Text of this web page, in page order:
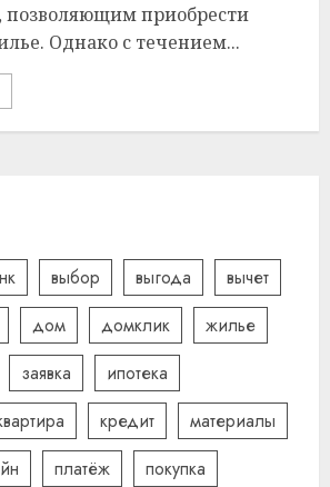
приобрести
Однако с течением...
выбор выгода
вычет
дом домклик
жилье
заявка
ипотека
кредит
материалы
платёж
покупка